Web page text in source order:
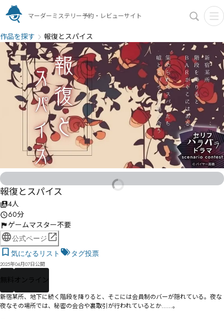
マーダーミステリー予約・レビューサイト
作品を探す 報復とスパイス
報復とスパイス
4人
60分
ゲームマスター不要
公式ページ
気になるリスト
タグ投票
2025年04月07日公開
無料 オンライン
新宿某所、地下に続く階段を降りると、そこには会員制のバーが隠れている。夜な
夜なその場所では、秘密の会合や裏取引が行われているとか……。